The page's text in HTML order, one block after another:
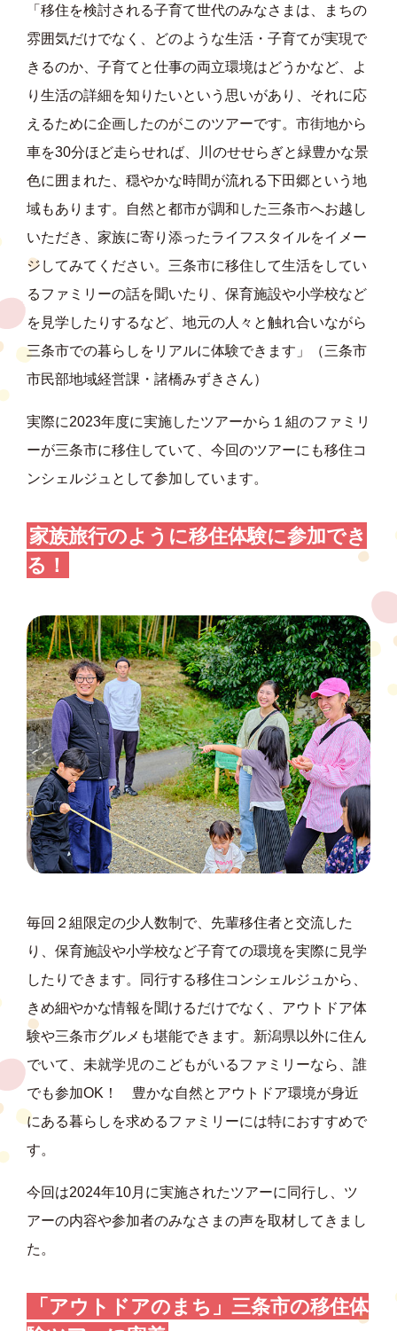
「移住を検討される子育て世代のみなさまは、まちの
雰囲気だけでなく、どのような生活・子育てが実現で
きるのか、子育てと仕事の両立環境はどうかなど、よ
り生活の詳細を知りたいという思いがあり、それに応
えるために企画したのがこのツアーです。市街地から
車を30分ほど走らせれば、川のせせらぎと緑豊かな景
色に囲まれた、穏やかな時間が流れる下田郷という地
域もあります。自然と都市が調和した三条市へお越し
いただき、家族に寄り添ったライフスタイルをイメー
ジしてみてください。三条市に移住して生活をしてい
るファミリーの話を聞いたり、保育施設や小学校など
を見学したりするなど、地元の人々と触れ合いながら
三条市での暮らしをリアルに体験できます」（三条市
市民部地域経営課・諸橋みずきさん）
実際に2023年度に実施したツアーから１組のファミリ
ーが三条市に移住していて、今回のツアーにも移住コ
ンシェルジュとして参加しています。
家族旅行のように移住体験に参加でき
る！
毎回２組限定の少人数制で、先輩移住者と交流した
り、保育施設や小学校など子育ての環境を実際に見学
したりできます。同行する移住コンシェルジュから、
きめ細やかな情報を聞けるだけでなく、アウトドア体
験や三条市グルメも堪能できます。新潟県以外に住ん
でいて、未就学児のこどもがいるファミリーなら、誰
でも参加OK！ 豊かな自然とアウトドア環境が身近
にある暮らしを求めるファミリーには特におすすめで
す。
今回は2024年10月に実施されたツアーに同行し、ツ
アーの内容や参加者のみなさまの声を取材してきまし
た。
「アウトドアのまち」 三条市の移住体